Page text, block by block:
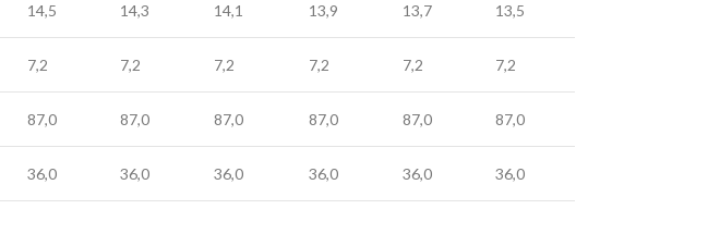
14,5 14,3 14,1 13,9 13,7 13,5
7,2 7,2 7,2 7,2 7,2 7,2
87,0 87,0 87,0 87,0 87,0 87,0
36,0 36,0 36,0 36,0 36,0 36,0